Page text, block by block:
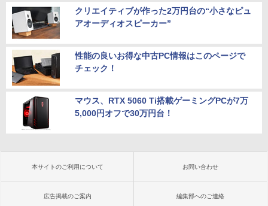
クリエイティブが作った2万円台の“小さなピュ
アオーディオスピーカー”
性能の良いお得な中古PC情報はこのページで
チェック！
マウス、RTX 5060 Ti搭載ゲーミングPCが7万
5,000円オフで30万円台！
本サイトのご利用について お問い合わせ
広告掲載のご案内 編集部へのご連絡